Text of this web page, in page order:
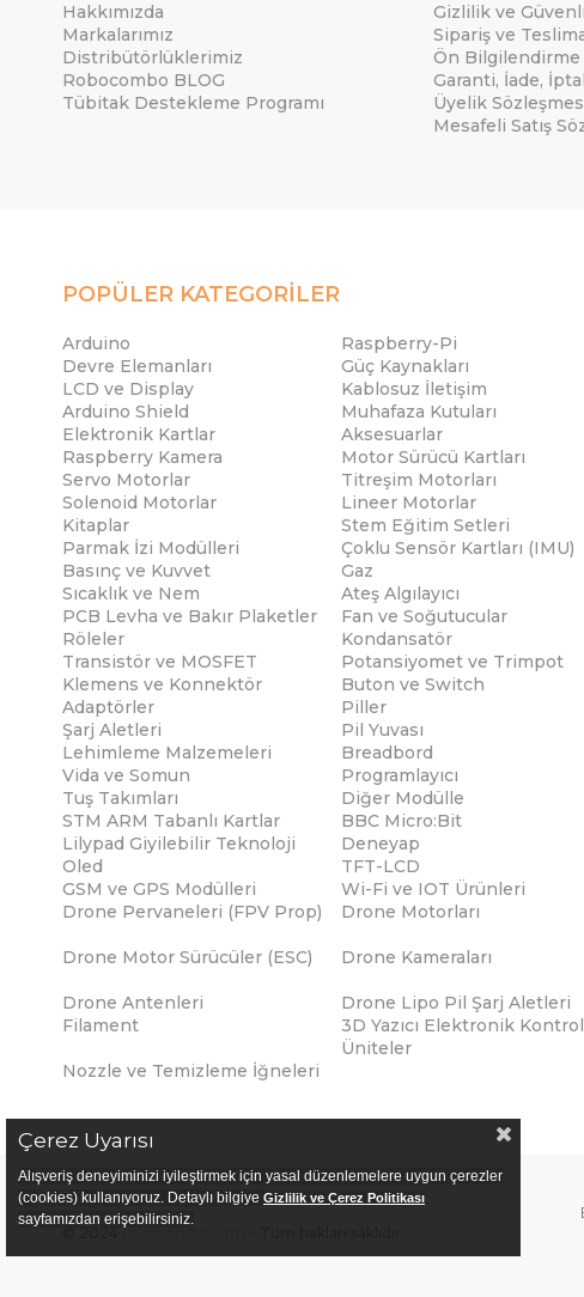
Hakkımızda
Markalarımız
Distribütörlüklerimiz
Robocombo BLOG
Tübitak Destekleme Programı
Gizlilik ve
Sipariş ve
Ön Bilgilendirme
Garanti, İade,
Üyelik
Mesafeli Satış
POPÜLER KATEGORİLER
Arduino Raspberry-Pi
Devre Elemanları
Güç Kaynakları
LCD ve Display
Kablosuz İletişim
Arduino Shield
Muhafaza Kutuları
Elektronik Kartlar
Aksesuarlar
Raspberry Kamera
Motor Sürücü Kartları
Servo Motorlar
Titreşim Motorları
Solenoid Motorlar
Lineer Motorlar
Kitaplar
Stem Eğitim Setleri
Parmak İzi Modülleri
Çoklu Sensör Kartları (IMU)
Basınç ve Kuvvet
Gaz
Sıcaklık ve Nem
Ateş Algılayıcı
PCB Levha ve Bakır Plaketler
Fan ve Soğutucular
Röleler
Kondansatör
Transistör ve MOSFET
Potansiyomet ve Trimpot
Klemens ve Konnektör
Buton ve Switch
Adaptörler
Piller
Şarj Aletleri
Pil Yuvası
Lehimleme Malzemeleri
Breadbord
Vida ve Somun
Programlayıcı
Tuş Takımları
Diğer Modülle
STM ARM Tabanlı Kartlar
BBC Micro:Bit
Lilypad Giyilebilir Teknoloji
Deneyap
Oled
TFT-LCD
GSM ve GPS Modülleri
Wi-Fi ve IOT Ürünleri
Drone Pervaneleri (FPV Prop)
Drone Motorları
Drone Motor Sürücüler (ESC) Drone Kameraları
Drone Antenleri
Drone Lipo Pil Şarj Aletleri
Filament
3D Yazıcı Elektronik Kontrol
Üniteler
Nozzle ve Temizleme İğneleri
robocombo.com
Çerez Uyarısı
Alışveriş deneyiminizi iyileştirmek için yasal düzenlemelere uygun çerezler
(cookies) kullanıyoruz. Detaylı bilgiye Gizlilik ve Çerez Politikası
sayfamızdan erişebilirsiniz.